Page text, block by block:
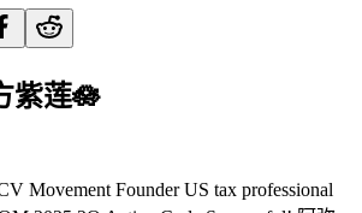
紫莲🪷
Movement Founder US tax professional